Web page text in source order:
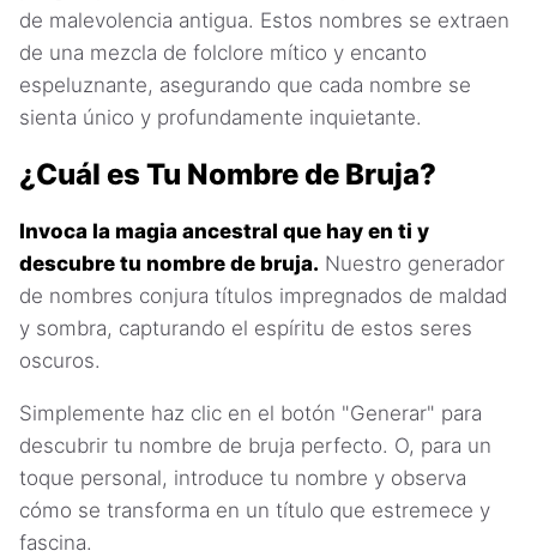
de malevolencia antigua. Estos nombres se extraen
de una mezcla de folclore mítico y encanto
espeluznante, asegurando que cada nombre se
sienta único y profundamente inquietante.
¿Cuál es Tu Nombre de Bruja?
Invoca la magia ancestral que hay en ti y
descubre tu nombre de bruja. Nuestro generador
de nombres conjura títulos impregnados de maldad
y sombra, capturando el espíritu de estos seres
oscuros.
Simplemente haz clic en el botón "Generar" para
descubrir tu nombre de bruja perfecto. O, para un
toque personal, introduce tu nombre y observa
cómo se transforma en un título que estremece y
fascina.